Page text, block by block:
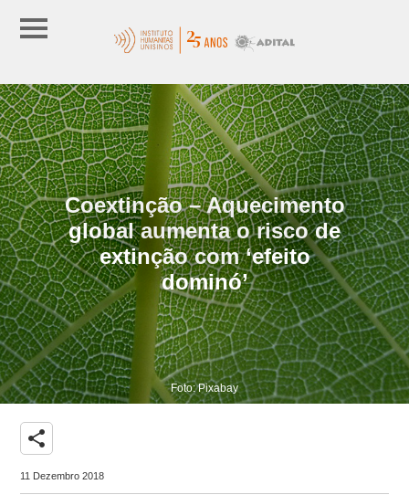
Coextinção – Aquecimento
global aumenta o risco de
extinção com ‘efeito
dominó’
Foto: Pixabay
share
11 Dezembro 2018